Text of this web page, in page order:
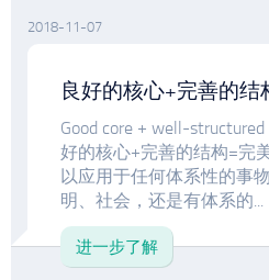
2018-11-07
良好的核心+完善的结
Good core + well-
好的核心+完善的结构=完
以应用于任何体系性的事
明、社会，还是有体系的...
进一步了解